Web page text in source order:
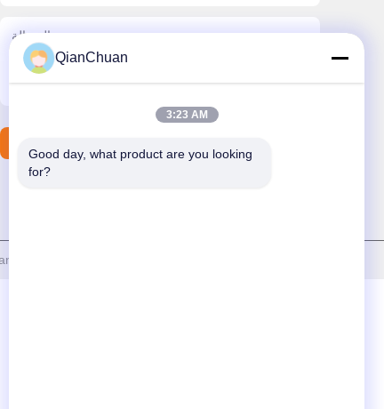
QianChuan
3:23 AM
Good day, what product are you looking
for?